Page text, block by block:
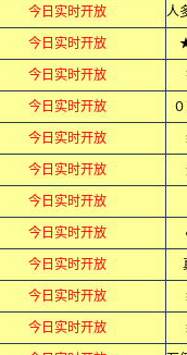
今日实时开放
今日实时开放
今日实时开放
今日实时开放
今日实时开放
今日实时开放
今日实时开放
今日实时开放
今日实时开放
今日实时开放
今日实时开放